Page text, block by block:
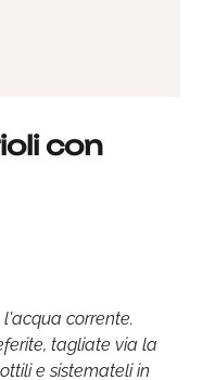
con
corrente.
tagliate via la
e sistemateli in